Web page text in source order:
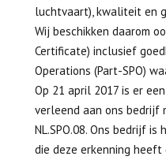
luchtvaart), kwaliteit en
Wij beschikken daarom
Certificate) inclusief
Operations (Part-SPO)
Op 21 april 2017 is er
verleend aan ons bedrijf
NL.SPO.08. Ons bedrijf
die deze erkenning